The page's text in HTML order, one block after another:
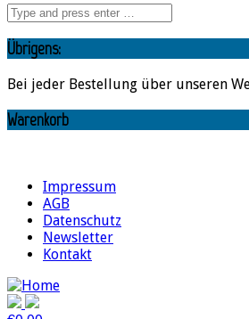
Übrigens:
Bei jeder Bestellung über unseren
Warenkorb
Impressum
AGB
Datenschutz
Newsletter
Kontakt